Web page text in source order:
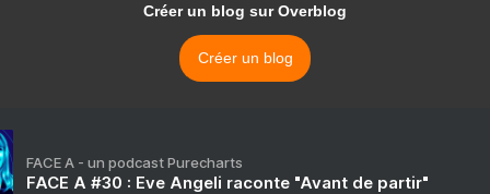
Créer un blog sur Overblog
Créer un blog
FACE A - un podcast Purecharts
FACE A #30 : Eve Angeli raconte "Avant de partir"